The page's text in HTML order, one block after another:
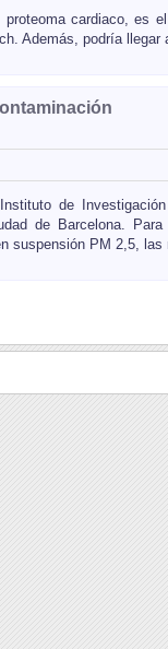
cardiaco,
Además, podría
de
de Barcelona.
suspensión PM 2,5, las